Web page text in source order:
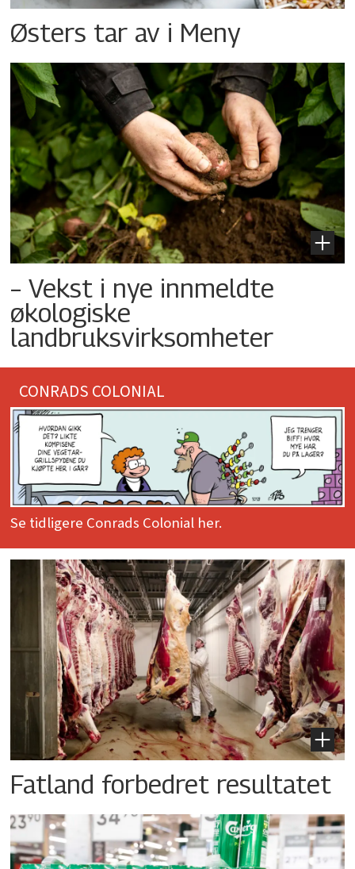
Østers tar av i Meny
– Vekst i nye innmeldte
økologiske
landbruksvirksomheter
CONRADS COLONIAL
Se tidligere Conrads Colonial her.
Fatland forbedret resultatet